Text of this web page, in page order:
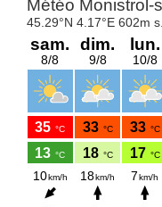
DEPUIS
»